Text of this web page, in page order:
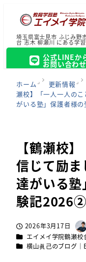
埼玉県富士見市 ふじみ野
台 志木 柳瀬川 にある学
公式LINEか
お問い合わ
ホーム 更新情報
瀬校】「一人一人の
がいる塾」保護者様
【鶴瀬校
信じて励
達がいる
験記2026②
投稿日2026年3月17日
著
者
カテゴリー
エイメイ学院鶴瀬校
カテゴリー
横山眞己のブログ